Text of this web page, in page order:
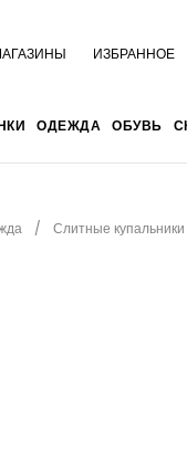
ИЗБРАННОЕ
ОДЕЖДА ОБУВЬ
Слитные купальники